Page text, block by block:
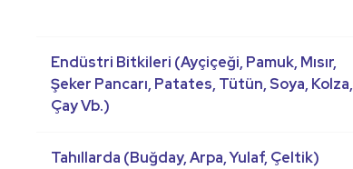
Endüstri Bitkileri (Ayçiçeği, Pamuk, Mısır,
Şeker Pancarı, Patates, Tütün, Soya, Kolza,
Çay Vb.)
Tahıllarda (Buğday, Arpa, Yulaf, Çeltik)